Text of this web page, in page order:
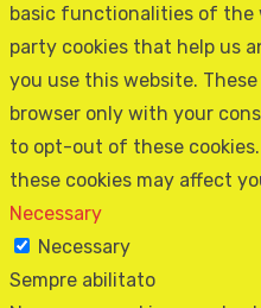
basic functionalities of the
party cookies that help us
you use this website.
browser only with your
to opt-out of these
these cookies may affect
Necessary
Necessary
Sempre abilitato